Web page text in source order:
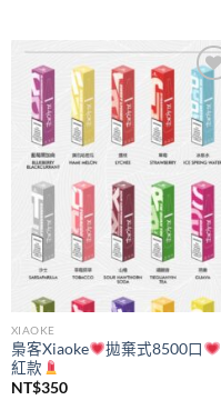
Add to
wishlist
XIAOKE
梟客Xiaoke 拋棄式8500口
紅款
NT$350